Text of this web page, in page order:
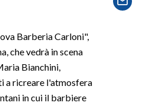
Barberia Carloni",
che vedrà in scena
Bianchini,
a ricreare l'atmosfera
in cui il barbiere